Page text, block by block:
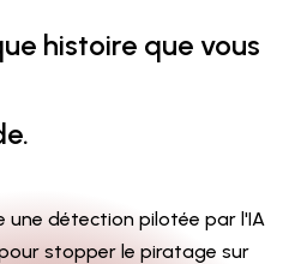
histoire que vous
une détection pilotée par l'IA
stopper le piratage sur